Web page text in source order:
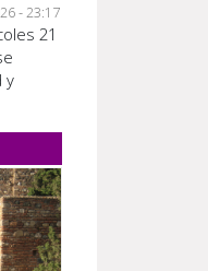
- 23:17
21
y